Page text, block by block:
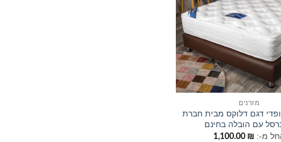
מזרנים
דגם דלוקס מבית חברת
עם הובלה בחינם
מ-:
1,100.00 ₪